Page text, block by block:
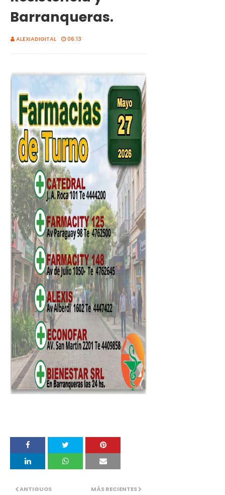
Barranqueras.
ALEXIADIGITAL 06:13
MÁS RECIENTES
ANTIGUOS